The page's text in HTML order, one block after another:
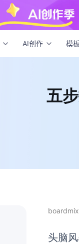
AI创作 模
五步搞
五
头脑